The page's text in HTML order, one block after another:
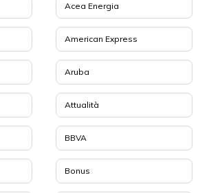
Acea Energia
American Express
Aruba
Attualità
BBVA
Bonus